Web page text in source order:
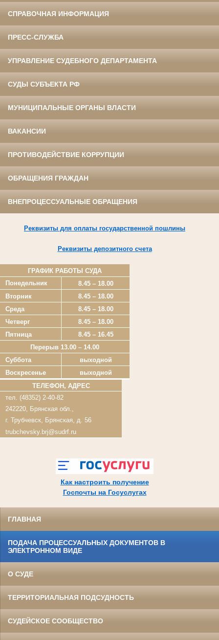
СПРАВОЧНАЯ ИНФОРМАЦИЯ
ПРЕСС-СЛУЖБА
УПРАВЛЕНИЕ СУДЕБНОГО ДЕПАРТАМЕНТА
СУДЫ СУБЪЕКТА РФ
МУНИЦИПАЛЬНЫЕ ОРГАНЫ ВЛАСТИ
ВАКАНСИИ
ПРОТИВОДЕЙСТВИЕ КОРРУПЦИИ
ОБРАЩЕНИЯ ГРАЖДАН
ВНЕПРОЦЕССУАЛЬНЫЕ ОБРАЩЕНИЯ
Реквизиты для оплаты государственной пошлины
Реквизиты депозитного счета
ГРАФИК РАБОТЫ СУДА
Понедельник
8.45 – 18.00
Вторник
8.45 – 18.00
Среда
8.45 – 18.00
Четверг
8.45 – 18.00
Пятница
8.45 – 16.45
Перерыв 13.00 – 14.00
Суббота
выходной
Воскресенье
выходной
ТЕЛЕФОН, АДРЕС
тел. (48352) 2-40-82
242220, Брянская обл.,
г. Трубчевск, Брянская, д. 56
trubchevsky.brj@sudrf.ru
Как настроить получение
Госпочты на Госуслугах
ГЛАВНАЯ
ПОДАЧА ПРОЦЕССУАЛЬНЫХ ДОКУМЕНТОВ В
ЭЛЕКТРОННОМ ВИДЕ
О СУДЕ
ТЕРРИТОРИАЛЬНАЯ ПОДСУДНОСТЬ
СУДЕЙСКОЕ СООБЩЕСТВО